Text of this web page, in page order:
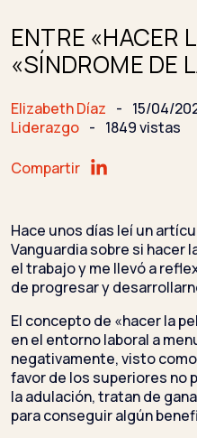
ENTRE «HACER
«SÍNDROME DE
Elizabeth Díaz - 15/04/
Liderazgo - 1849 vistas
Compartir
Hace unos días leí un
Vanguardia sobre si hacer
el trabajo y me llevó a
de progresar y
El concepto de «hacer la
en el entorno laboral a
negativamente, visto
favor de los superiores no
la adulación,tratan de
para conseguir algún